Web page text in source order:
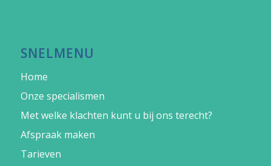
SNELMENU
Home
Onze specialismen
Met welke klachten kunt u bij ons terecht?
Afspraak maken
Tarieven